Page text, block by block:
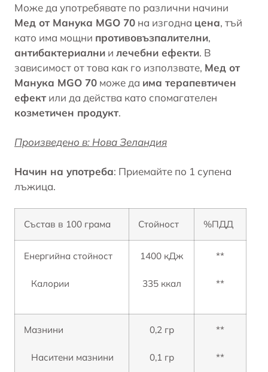
Може да употребявате по различни начини
Мед от Манука MGO 70 на изгодна цена, тъй
като има мощни противовъзпалителни,
антибактериални и лечебни ефекти. В
зависимост от това как го използвате, Мед от
Манука MGO 70 може да има терапевтичен
ефект или да действа като спомагателен
козметичен продукт.
Произведено в: Нова Зеландия
Начин на употреба: Приемайте по 1 супена
лъжица.
Състав в 100 грама Стойност %ПДД
Енергийна стойност
Калории
1400 кДж
335 ккал
**
**
Мазнини
Наситени мазнини
0,2 гр
0,1 гр
**
**